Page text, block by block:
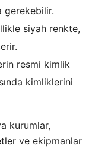
gerekebilir.
siyah renkte,
resmi kimlik
kimliklerini
kurumlar,
ve ekipmanlar